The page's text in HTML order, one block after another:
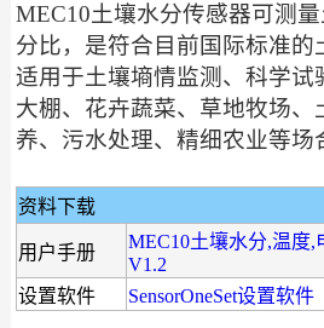
MEC10土壤水分传感器可测
分比，是符合目前国际标准的
适用于土壤墒情监测、科学试
大棚、花卉蔬菜、草地牧场、
养、污水处理、精细农业等场
资料下载
用户手册
MEC10土壤水分,温度
V1.2
设置软件
SensorOneSet设置软件